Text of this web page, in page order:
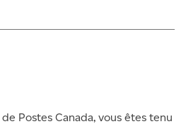
Postes Canada, vous êtes tenu